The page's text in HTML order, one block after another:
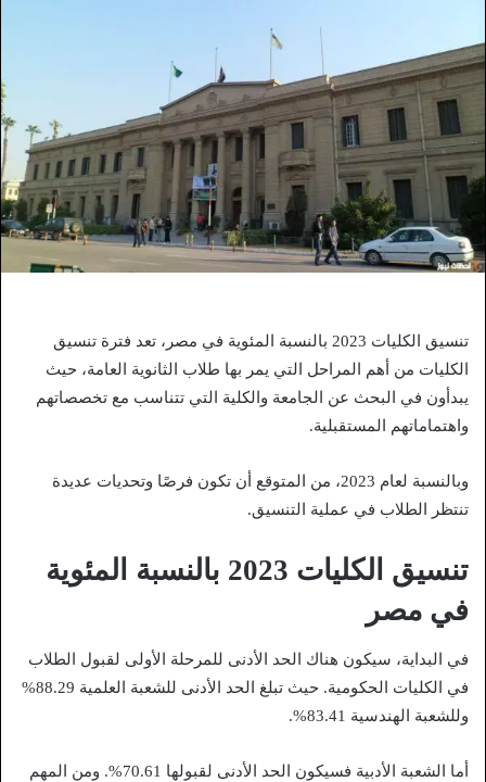
تنسيق الكليات 2023 بالنسبة المئوية في مصر، تعد فترة تنسيق
الكليات من أهم المراحل التي يمر بها طلاب الثانوية العامة، حيث
يبدأون في البحث عن الجامعة والكلية التي تتناسب مع تخصصاتهم
واهتماماتهم المستقبلية.
وبالنسبة لعام 2023، من المتوقع أن تكون فرصًا وتحديات عديدة
تنتظر الطلاب في عملية التنسيق.
تنسيق الكليات 2023 بالنسبة المئوية
في مصر
في البداية، سيكون هناك الحد الأدنى للمرحلة الأولى لقبول الطلاب
في الكليات الحكومية. حيث تبلغ الحد الأدنى للشعبة العلمية 88.29%
وللشعبة الهندسية 83.41%.
أما الشعبة الأدبية فسيكون الحد الأدنى لقبولها 70.61%. ومن المهم